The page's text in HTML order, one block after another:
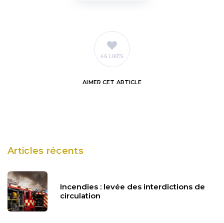
46 LIKES
AIMER CET ARTICLE
Articles récents
Incendies : levée des interdictions de
circulation